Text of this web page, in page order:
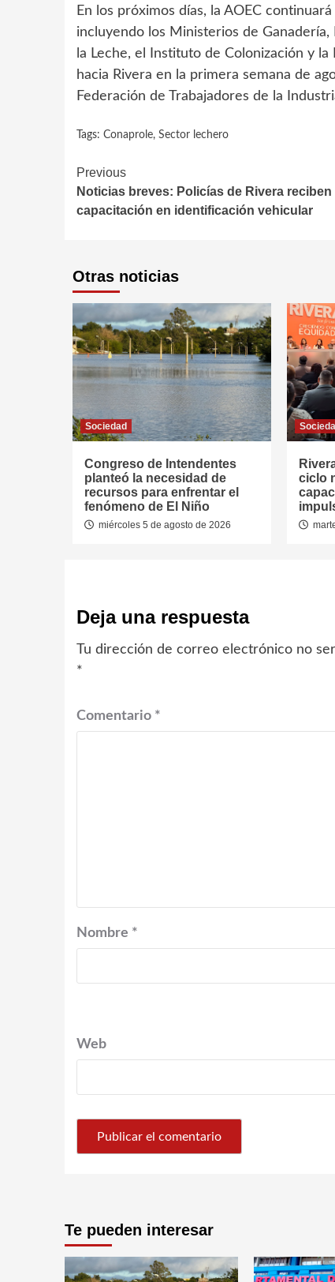
En los próximos días, la AOEC
incluyendo los Ministerios de
la Leche, el Instituto de Colonización y
hacia Rivera en la primera semana de
Federación de Trabajadores de la
Tags: Conaprole, Sector lechero
Continue
Reading
Previous
Noticias breves: Policías de Rivera reciben
capacitación en identificación vehicular
Otras noticias
Sociedad
Congreso de Intendentes
planteó la necesidad de
recursos para enfrentar el
fenómeno de El Niño
miércoles 5 de agosto de 2026
ciclo
Deja una respuesta
Tu dirección de correo electrónico no
*
Comentario *
Nombre *
Web
Te pueden interesar